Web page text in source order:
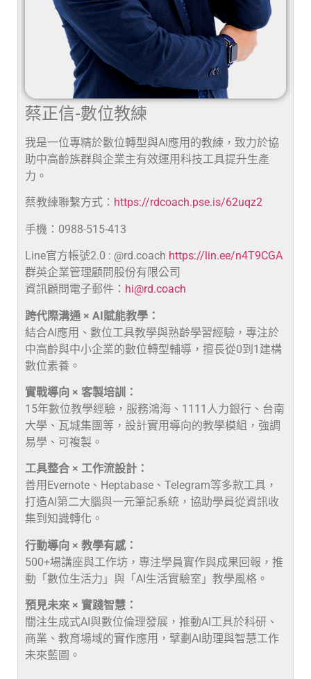
蔡正信-數位教練
我是一位專精於數位轉型與AI應用的教練，致力於協
助中高齡族群與企業主有效運用科技工具提升生產
力。
蔡教練聯繫方式： https://rdcoach.pse.is/62uqz2
手機：0988-515-413
Line官方帳號2.0 : @rd.coach https://lin.ee/n4T9CGA
群英企業管理顧問股份有限公司
資訊顧問電子郵件： hi@rd.coach
跨代際溝通 × AI賦能教學：
結合AI應用、數位工具教學與熟齡學習經驗，專注於
中高齡與中小企業的數位轉型輔導，擅長從0到1建構
數位素養。
實戰導向 × 客製培訓：
15年數位教學經驗，服務鴻海、1111人力銀行、台南
大學、瓦城集團等，設計實用導向的教學模組，強調
易學、可複製。
工具整合 × 工作流設計：
善用Evernote、Heptabase、Telegram等多款工具，
打造AI第二大腦與一元筆記系統，協助學員從資訊收
集到知識轉化。
行動導向 × 教學有感：
500+場講座與工作坊，專注學員實作與成果回報，推
動「數位生活力」與「AI生活實驗室」教學風格。
預見未來 × 實踐智慧：
關注生成式AI與數位倫理發展，推動AI工具於科研、
商業、教育場域的實作應用，擘劃AI助理與智慧工作
未來藍圖。